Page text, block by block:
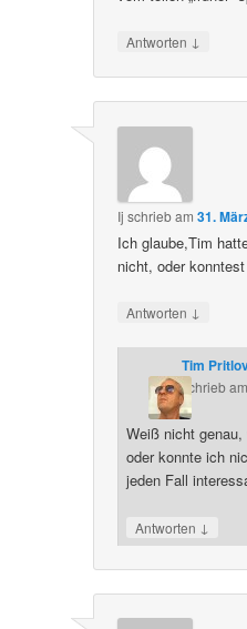
Antworten ↓
Ij schriebam31.
Ich glaube,Tim
nicht, oder
Antworten ↓
Tim
schriebam
Weiß nicht
oder konnte ich
jeden Fall
Antworten ↓